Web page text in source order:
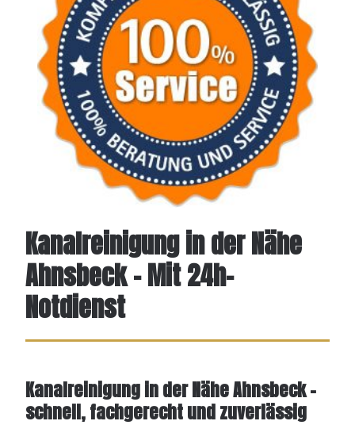
Kanalreinigung in der Nähe
Ahnsbeck - Mit 24h-
Notdienst
Kanalreinigung in der Nähe Ahnsbeck –
schnell, fachgerecht und zuverlässig